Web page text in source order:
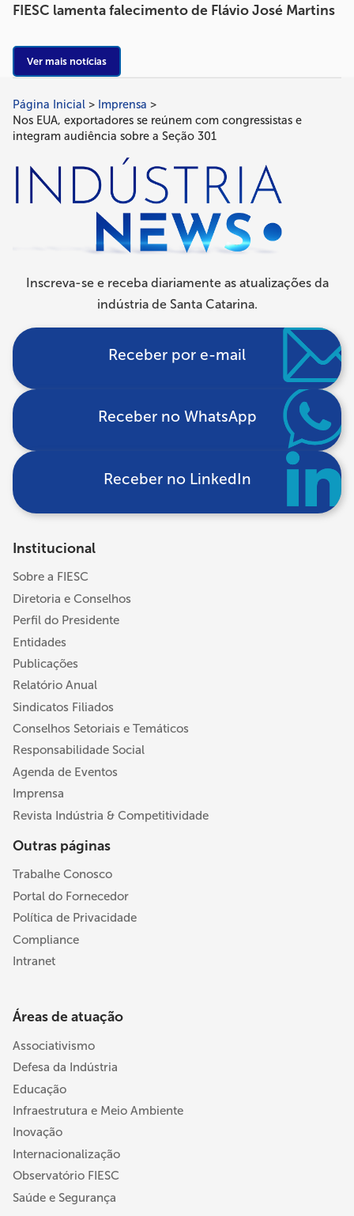
FIESC lamenta falecimento de Flávio José Martins
Ver mais notícias
Trilha
de
navegação
Página Inicial
Imprensa
Nos EUA, exportadores se reúnem com congressistas e
integram audiência sobre a Seção 301
Inscreva-se e receba diariamente as atualizações da
indústria de Santa Catarina.
Receber por e-mail
Receber no WhatsApp
Receber no LinkedIn
Institucional
Sobre a FIESC
Diretoria e Conselhos
Perfil do Presidente
Entidades
Publicações
Relatório Anual
Sindicatos Filiados
Conselhos Setoriais e Temáticos
Responsabilidade Social
Agenda de Eventos
Imprensa
Revista Indústria & Competitividade
Outras páginas
Trabalhe Conosco
Portal do Fornecedor
Política de Privacidade
Compliance
Intranet
Áreas de atuação
Associativismo
Defesa da Indústria
Educação
Infraestrutura e Meio Ambiente
Inovação
Internacionalização
Observatório FIESC
Saúde e Segurança